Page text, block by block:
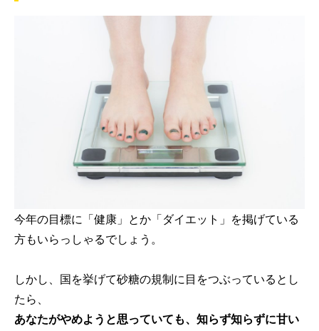
今年の目標に「健康」とか「ダイエット」を掲げている
方もいらっしゃるでしょう。
しかし、国を挙げて砂糖の規制に目をつぶっているとし
たら、
あなたがやめようと思っていても、知らず知らずに甘い